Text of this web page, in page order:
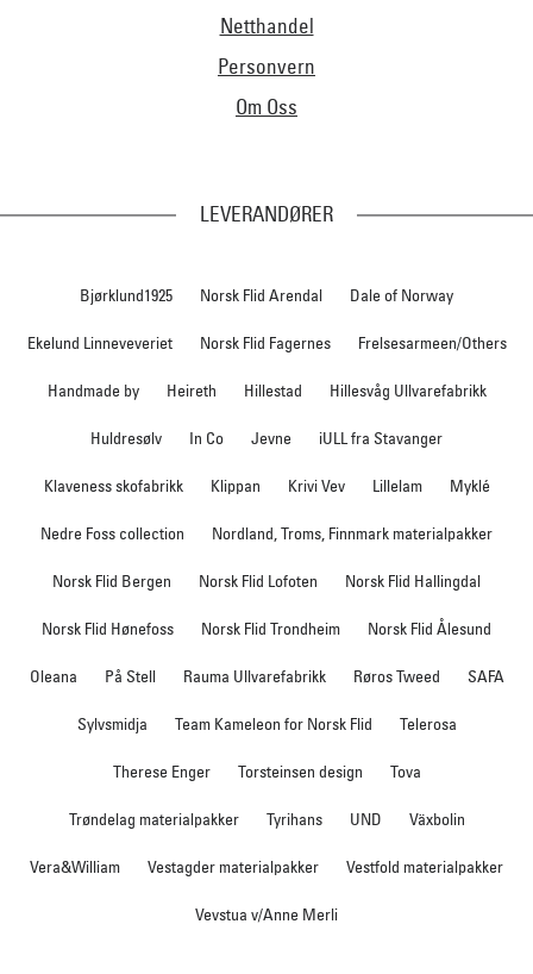
Netthandel
Personvern
Om Oss
LEVERANDØRER
Bjørklund1925 Norsk Flid Arendal Dale of Norway
Ekelund Linneveveriet Norsk Flid Fagernes Frelsesarmeen/Others
Handmade by Heireth Hillestad Hillesvåg Ullvarefabrikk
Huldresølv In Co Jevne iULL fra Stavanger
Klaveness skofabrikk Klippan Krivi Vev Lillelam Myklé
Nedre Foss collection Nordland, Troms, Finnmark materialpakker
Norsk Flid Bergen Norsk Flid Lofoten Norsk Flid Hallingdal
Norsk Flid Hønefoss Norsk Flid Trondheim Norsk Flid Ålesund
Oleana På Stell Rauma Ullvarefabrikk Røros Tweed SAFA
Sylvsmidja Team Kameleon for Norsk Flid Telerosa
Therese Enger Torsteinsen design Tova
Trøndelag materialpakker Tyrihans UND Växbolin
Vera&William Vestagder materialpakker Vestfold materialpakker
Vevstua v/Anne Merli